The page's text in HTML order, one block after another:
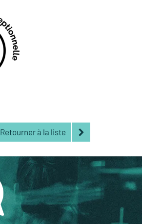
Retourner à la liste